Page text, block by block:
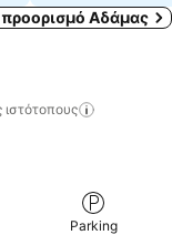
Αδάμας
ιστότοπους
Parking